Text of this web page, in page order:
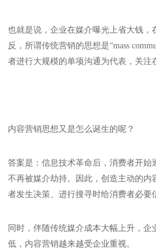
也就是说，企业在媒介曝光上省大钱，
反，所谓传统营销的思想是“mass
者进行大规模的单项沟通为代表，关注
内容营销思想又是怎么诞生的呢？
答案是：信息技术革命后，消费者开始
不再被媒介劫持。因此，创造主动的内
者发生决策、进行搜寻时给消费者必要
同时，伴随传统媒介成本大幅上升，
低，内容营销越来越受企业重视。